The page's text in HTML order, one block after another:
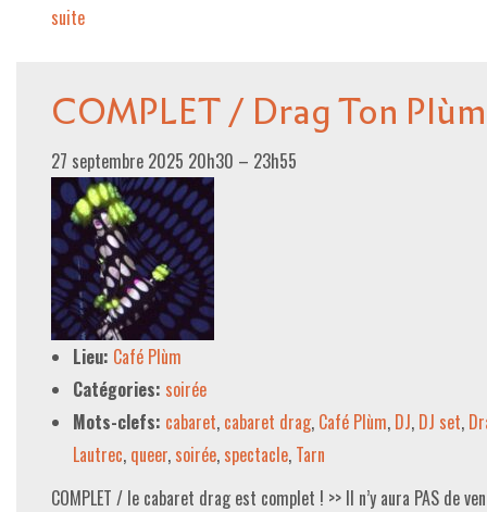
LES EXPOSITIONS
INFOS & ACCESSIBILITÉ
suite­­
COMPLET / Drag Ton
27 septembre 2025 20h30 – 23h55
Lieu: Café Plùm
Catégories: soirée
Mots-clefs: cabaret, cabaret drag, Café Plùm, DJ, DJ set,
Lautrec, queer, soirée, spectacle, Tarn
COMPLET / le cabaret drag est complet ! >> Il n’y aura PAS de